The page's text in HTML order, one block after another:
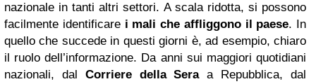
nazionale in tanti altri settori. A scala ridotta, si possono
facilmente identificare i mali che affliggono il paese. In
quello che succede in questi giorni è, ad esempio, chiaro
il ruolo dell’informazione. Da anni sui maggiori quotidiani
nazionali, dal Corriere della Seraa Repubblica, dal